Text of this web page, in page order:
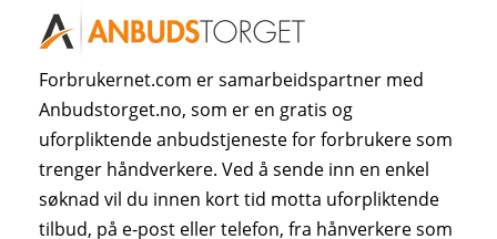
Forbrukernet.com er samarbeidspartner med
Anbudstorget.no, som er en gratis og
uforpliktende anbudstjeneste for forbrukere som
trenger håndverkere. Ved å sende inn en enkel
søknad vil du innen kort tid motta uforpliktende
tilbud, på e-post eller telefon, fra hånverkere som